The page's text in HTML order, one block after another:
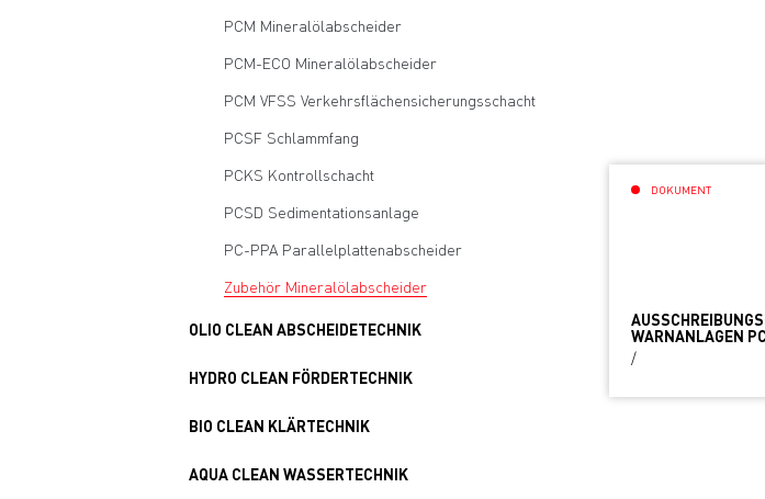
PCM Mineralölabscheider
PCM-ECO Mineralölabscheider
PCM VFSS Verkehrsflächensicherungsschacht
PCSF Schlammfang
PCKS Kontrollschacht
PCSD Sedimentationsanlage
PC-PPA Parallelplattenabscheider
Zubehör Mineralölabscheider
OLIO CLEAN ABSCHEIDETECHNIK
HYDRO CLEAN FÖRDERTECHNIK
BIO CLEAN KLÄRTECHNIK
AQUA CLEAN WASSERTECHNIK
DOKUMENT
WARNANLAGEN
/